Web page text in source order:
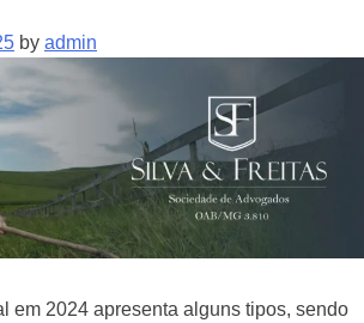
by admin
em 2024 apresenta alguns tipos, sendo